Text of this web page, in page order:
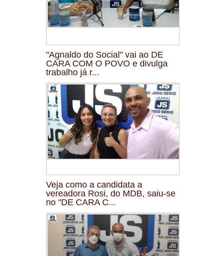
"Agnaldo do Social" vai ao DE
CARA COM O POVO e divulga
trabalho já r...
Veja como a candidata a
vereadora Rosi, do MDB, saiu-se
no "DE CARA C...